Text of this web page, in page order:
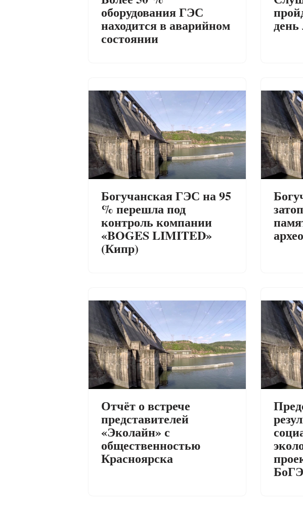
оборудования ГЭС
находится в аварийном
состоянии
день
Богучанская ГЭС на 95
% перешла под
контроль компании
«BOGES LIMITED»
(Кипр)
Отчёт о встрече
представителей
«Эколайн» с
общественностью
Красноярска